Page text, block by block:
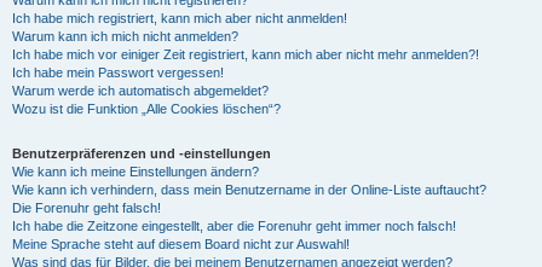
Ich habe mich registriert, kann mich aber nicht anmelden!
Warum kann ich mich nicht anmelden?
Ich habe mich vor einiger Zeit registriert, kann mich aber nicht mehr anmelden?!
Ich habe mein Passwort vergessen!
Warum werde ich automatisch abgemeldet?
Wozu ist die Funktion „Alle Cookies löschen“?
Benutzerpräferenzen und -einstellungen
Wie kann ich meine Einstellungen ändern?
Wie kann ich verhindern, dass mein Benutzername in der Online-Liste auftaucht?
Die Forenuhr geht falsch!
Ich habe die Zeitzone eingestellt, aber die Forenuhr geht immer noch falsch!
Meine Sprache steht auf diesem Board nicht zur Auswahl!
Was sind das für Bilder, die bei meinem Benutzernamen angezeigt werden?